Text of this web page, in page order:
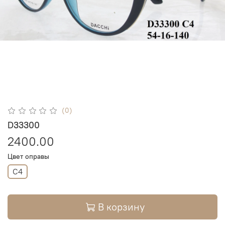
(0)
D33300
2400.00
Цвет оправы
C4
В корзину